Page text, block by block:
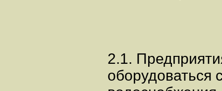
2.1.
оборудоваться